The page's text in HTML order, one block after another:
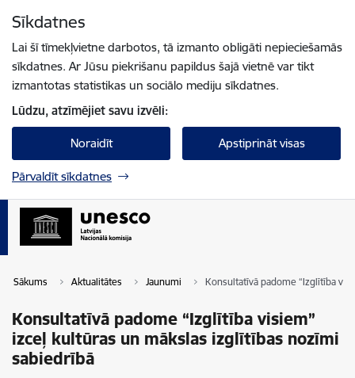
Sīkdatnes
Lai šī tīmekļvietne darbotos, tā izmanto obligāti nepieciešamās
sīkdatnes. Ar Jūsu piekrišanu papildus šajā vietnē var tikt
izmantotas statistikas un sociālo mediju sīkdatnes.
Lūdzu, atzīmējiet savu izvēli:
Noraidīt Apstiprināt visas
Pārvaldīt sīkdatnes
Sākums Aktualitātes Jaunumi Konsultatīvā padome “Izglītība
Konsultatīvā padome “Izglītība visiem”
izceļ kultūras un mākslas izglītības nozīmi
sabiedrībā